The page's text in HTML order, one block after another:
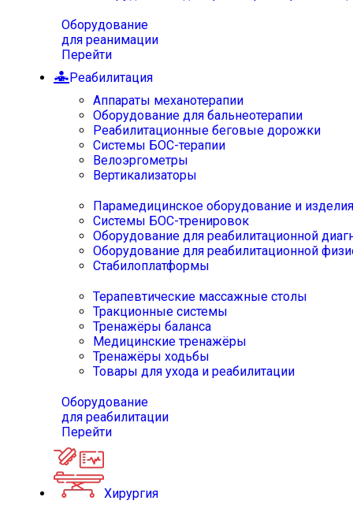
Оборудование
для реанимации
Перейти
Реабилитация
Аппараты механотерапии
Оборудование для бальнеотерапии
Реабилитационные беговые дорожки
Системы БОС-терапии
Велоэргометры
Вертикализаторы
Парамедицинское оборудование и изделия
Системы БОС-тренировок
Оборудование для реабилитационной
Оборудование для реабилитационной
Стабилоплатформы
Терапевтические массажные столы
Тракционные системы
Тренажёры баланса
Медицинские тренажёры
Тренажёры ходьбы
Товары для ухода и реабилитации
Оборудование
для реабилитации
Перейти
Хирургия